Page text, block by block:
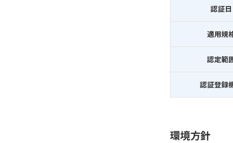
認証日
適用規
認定範
認証登録
環境方針